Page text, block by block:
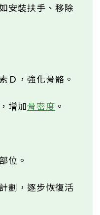
安裝扶手、移除
Ｄ，強化骨骼。
增加骨密度 。
位。
劃，逐步恢復活